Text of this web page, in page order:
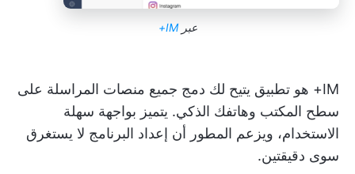
عبر IM+
IM+ هو تطبيق يتيح لك دمج جميع منصات المراسلة على
سطح المكتب وهاتفك الذكي. يتميز بواجهة سهلة
الاستخدام، ويزعم المطور أن إعداد البرنامج لا يستغرق
سوى دقيقتين.